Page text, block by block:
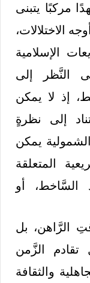
مركبًا يتبنى
الاختلالات،
الإسلامية
النَّظر إلى
إذ لا يمكن
إلى نظرةٍ
يمكن
المتعلقة
السَّاخط، أو
الرَّاهن، بل
الزَّمن
والثقافة